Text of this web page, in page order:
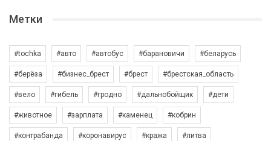
Метки
#tochka #авто #автобус #барановичи #беларусь
#берёза #бизнес_брест #брест #брестская_область
#вело #гибель #гродно #дальнобойщик #дети
#животное #зарплата #каменец #кобрин
#контрабанда #коронавирус #кража #литва